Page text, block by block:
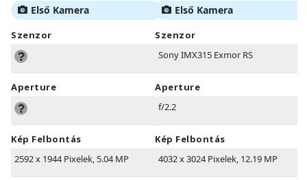
Első Kamera
Szenzor
Aperture
Kép Felbontás
2592 x 1944 Pixelek, 5.04 MP
Első Kamera
Szenzor
Sony IMX315 Exmor RS
Aperture
f/2.2
Kép Felbontás
4032 x 3024 Pixelek, 12.19 MP